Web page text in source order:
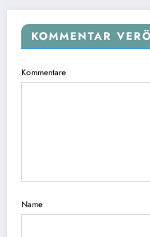
KOMMENTAR
Kommentare
Name